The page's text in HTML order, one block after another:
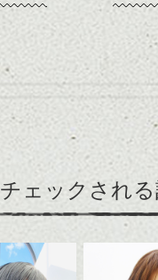
ヘアカラー/ハ
ルカラー/髪質
リートメント/
ナーカラー/イ
ミニボブ/抜け
レイヤージュ/
カラーはルミエール
ンで,これまたラ
飛べない小鳥
るこれからの時期。
色を思い浮かべます
いのですが、
と模様。
「ダウン バ
ジム・ジャームッシ
ロ
ミュージシャンの
ン・ルーリー、そし
の共演
舞台はニュー
ェックされ